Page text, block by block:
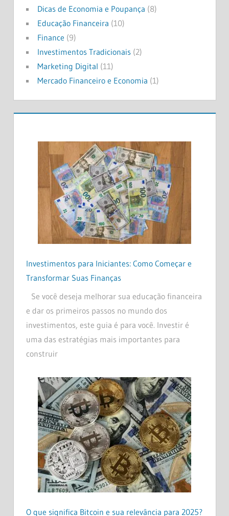
Dicas de Economia e Poupança (8)
Educação Financeira (10)
Finance (9)
Investimentos Tradicionais(2)
Marketing Digital (11)
Mercado Financeiro e Economia (1)
Investimentos para Iniciantes: Como Começar e
Transformar Suas Finanças
Se você deseja melhorar sua educação financeira
e dar os primeiros passos no mundo dos
investimentos, este guia é para você. Investir é
uma das estratégias mais importantes para
construir
O que significa Bitcoin e sua relevância para 2025?